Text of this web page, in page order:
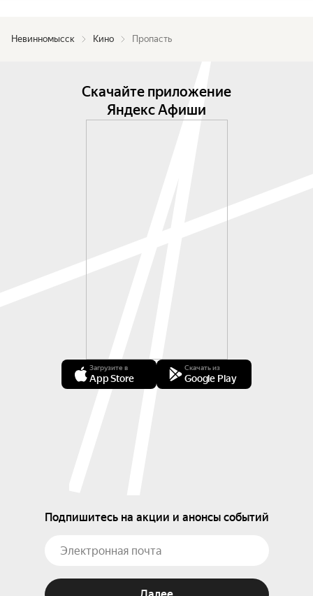
Невинномысск Кино Пропасть
Скачайте приложение
Яндекс Афиши
Загрузите в
App Store
Скачать из
Google Play
Подпишитесь на акции и анонсы событий